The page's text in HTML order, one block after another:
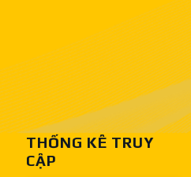
THỐNG KÊ TRUY
CẬP